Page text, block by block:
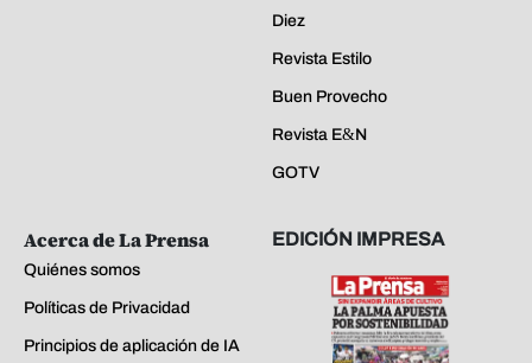
Diez
Revista Estilo
Buen Provecho
Revista E&N
GOTV
Acerca de La Prensa
Quiénes somos
Políticas de Privacidad
Principios de aplicación de IA
EDICIÓN IMPRESA